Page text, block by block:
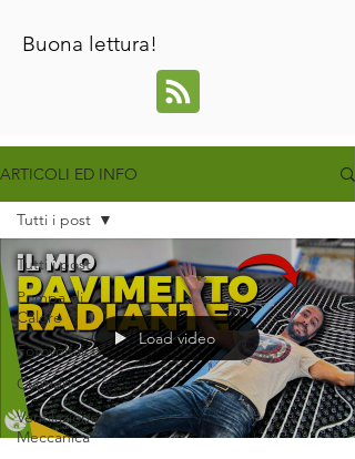
Buona lettura!
ARTICOLI ED INFO
Tutti i post
Pompa di
Calore
Fotovoltaico
Cantieri
Ventilazione
Meccanica
Tutti i post
Load video